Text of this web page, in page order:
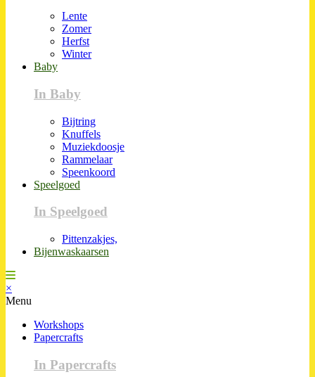
Lente
Zomer
Herfst
Winter
Baby
In Baby
Bijtring
Knuffels
Muziekdoosje
Rammelaar
Speenkoord
Speelgoed
In Speelgoed
Pittenzakjes,
Bijenwaskaarsen
×
Menu
Workshops
Papercrafts
In Papercrafts